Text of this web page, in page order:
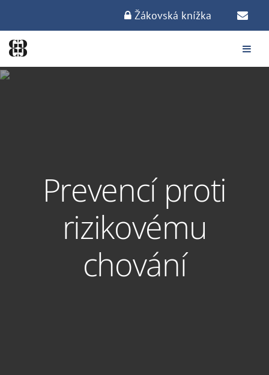
Žákovská knížka
Prevencí proti
rizikovému
chování